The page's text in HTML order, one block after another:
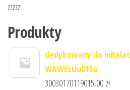
zzzzz
Produkty
dedykowany do
WAWELUu015a
30030170119015,00 zł